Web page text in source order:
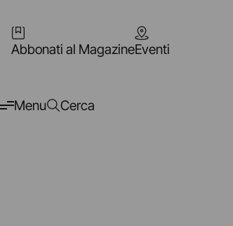
Abbonati al MagazineEventi
Menu Cerca